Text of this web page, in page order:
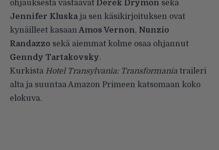
ohjauksesta vastaavat Derek Drymon sekä
Jennifer Kluskaja sen käsikirjoituksen ovat
kynäilleet kasaan Amos Vernon, Nunzio
Randazzo sekä aiemmat kolme osaa ohjannut
Genndy Tartakovsky.
Kurkista Hotel Transylvania: Transformania traileri
alta ja suuntaa Amazon Primeen katsomaan koko
elokuva.